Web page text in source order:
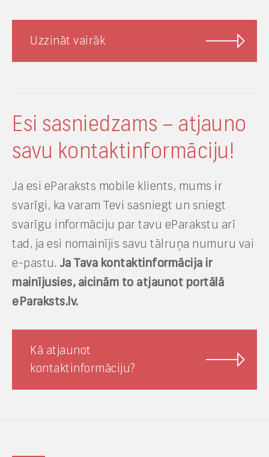
Uzzināt vairāk
Esi sasniedzams – atjauno
savu kontaktinformāciju!
Ja esi eParaksts mobile klients, mums ir
svarīgi, ka varam Tevi sasniegt un sniegt
svarīgu informāciju par tavu eParakstu arī
tad, ja esi nomainījis savu tālruņa numuru vai
e-pastu. Ja Tava kontaktinformācija ir
mainījusies, aicinām to atjaunot portālā
eParaksts.lv.
Kā atjaunot
kontaktinformāciju?